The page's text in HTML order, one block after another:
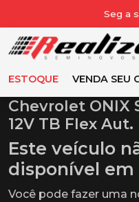
Seg a
ESTOQUE VENDA SEU
Chevrolet ONIX
12V TB Flex Aut.
Este veículo
disponível em
Você pode fazer uma